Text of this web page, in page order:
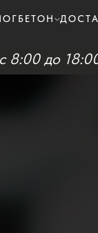
БЕТОН
8:00 до